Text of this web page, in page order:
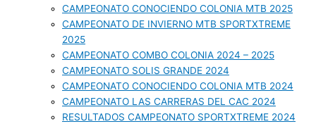
CAMPEONATO CONOCIENDO COLONIA MTB 2025
CAMPEONATO DE INVIERNO MTB SPORTXTREME
2025
CAMPEONATO COMBO COLONIA 2024 – 2025
CAMPEONATO SOLIS GRANDE 2024
CAMPEONATO CONOCIENDO COLONIA MTB 2024
CAMPEONATO LAS CARRERAS DEL CAC 2024
RESULTADOS CAMPEONATO SPORTXTREME 2024